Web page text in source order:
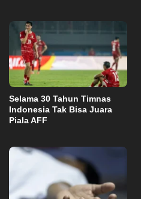
Selama 30 Tahun Timnas
Indonesia Tak Bisa Juara
Piala AFF